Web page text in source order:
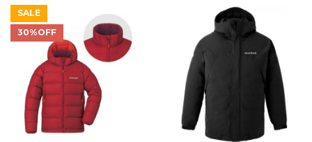
SALE
30%OFF